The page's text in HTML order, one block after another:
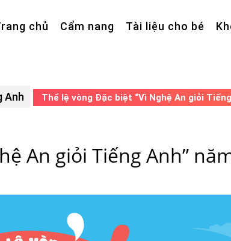
chủ Cẩm nang Tài liệu cho bé
Anh
Thể lệ vòng Đặc biệt “Vì Nghệ An giỏi
An giỏi Tiếng Anh”